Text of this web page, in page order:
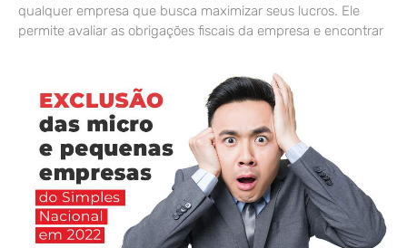
qualquer empresa que busca maximizar seus lucros. Ele
permite avaliar as obrigações fiscais da empresa e encontrar